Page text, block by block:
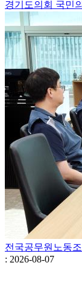
경기도의회 국민
전국공무원노동
: 2026-08-07